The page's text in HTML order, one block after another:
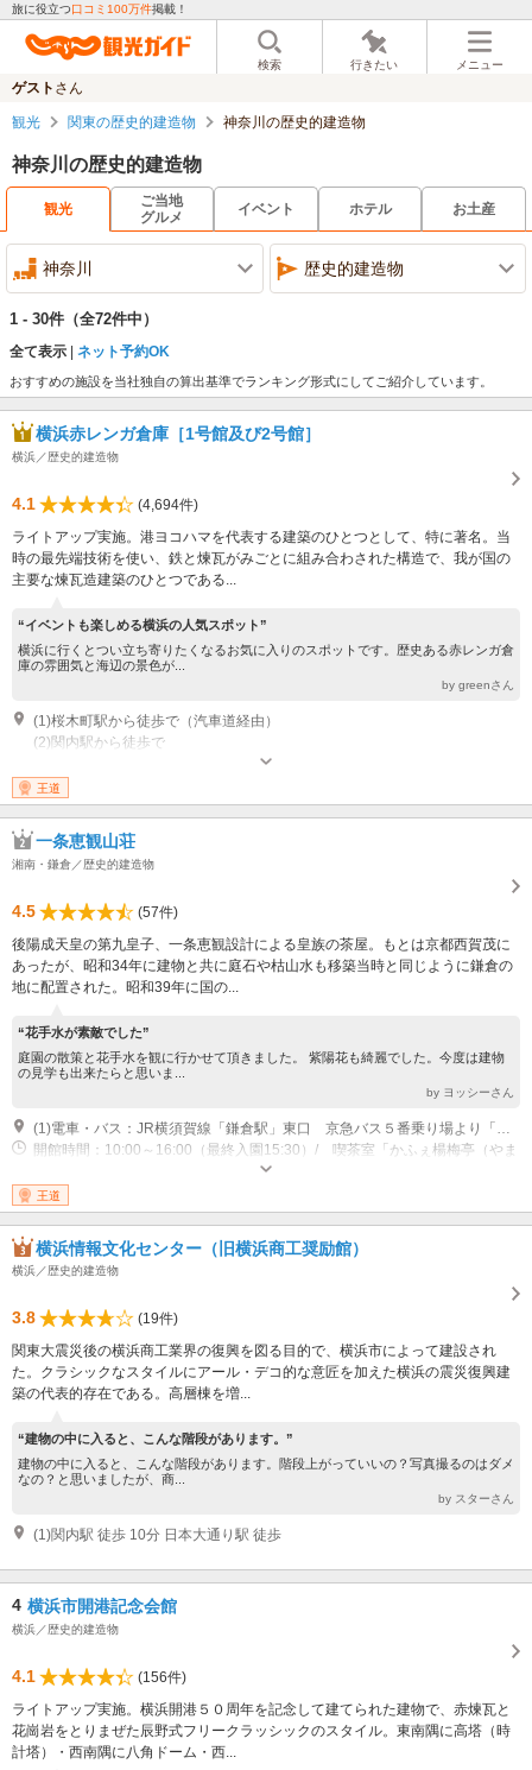
旅に役立つ口コミ100万件掲載！
検索 行きたい メニュー
ゲスト さん
観光 関東の歴史的建造物 神奈川の歴史的建造物
神奈川の歴史的建造物
観光
ご当地
グルメ
イベント ホテル お土産
神奈川 歴史的建造物
1 - 30件 （全72件中）
全て表示 ネット予約OK
おすすめの施設を当社独自の算出基準でランキング形式にしてご紹介しています。
横浜赤レンガ倉庫［1号館及び2号館］
横浜／歴史的建造物
4.1
(4,694件)
ライトアップ実施。港ヨコハマを代表する建築のひとつとして、特に著名。当
時の最先端技術を使い、鉄と煉瓦がみごとに組み合わされた構造で、我が国の
主要な煉瓦造建築のひとつである...
“イベントも楽しめる横浜の人気スポット”
横浜に行くとつい立ち寄りたくなるお気に入りのスポットです。歴史ある赤レンガ倉
庫の雰囲気と海辺の景色が...
by greenさん
(1)桜木町駅から徒歩で（汽車道経由）
(2)関内駅から徒歩で
王道
一条恵観山荘
湘南・鎌倉／歴史的建造物
4.5
(57件)
後陽成天皇の第九皇子、一条恵観設計による皇族の茶屋。もとは京都西賀茂に
あったが、昭和34年に建物と共に庭石や枯山水も移築当時と同じように鎌倉の
地に配置された。昭和39年に国の...
“花手水が素敵でした”
庭園の散策と花手水を観に行かせて頂きました。 紫陽花も綺麗でした。今度は建物
の見学も出来たらと思いま...
by ヨッシーさん
開館時間：10:00～16:00（最終入園15:30）/ 喫茶室「かふぇ楊梅亭（やま
ももてい）」10：00～16：00（ラストオーダー15：30） 休館日：月曜・
火曜（祝日の場合は開園の場合あり）その他、臨時休館あり ※随時HPカ
レンダーに記載
王道
横浜情報文化センター（旧横浜商工奨励館）
横浜／歴史的建造物
3.8
(19件)
関東大震災後の横浜商工業界の復興を図る目的で、横浜市によって建設され
た。クラシックなスタイルにアール・デコ的な意匠を加えた横浜の震災復興建
築の代表的存在である。高層棟を増...
“建物の中に入ると、こんな階段があります。”
建物の中に入ると、こんな階段があります。階段上がっていいの？写真撮るのはダメ
なの？と思いましたが、商...
by スターさん
(1)関内駅 徒歩 10分 日本大通り駅 徒歩
4 横浜市開港記念会館
横浜／歴史的建造物
4.1
(156件)
ライトアップ実施。横浜開港５０周年を記念して建てられた建物で、赤煉瓦と
花崗岩をとりまぜた辰野式フリークラッシックのスタイル。東南隅に高塔（時
計塔）・西南隅に八角ドーム・西...